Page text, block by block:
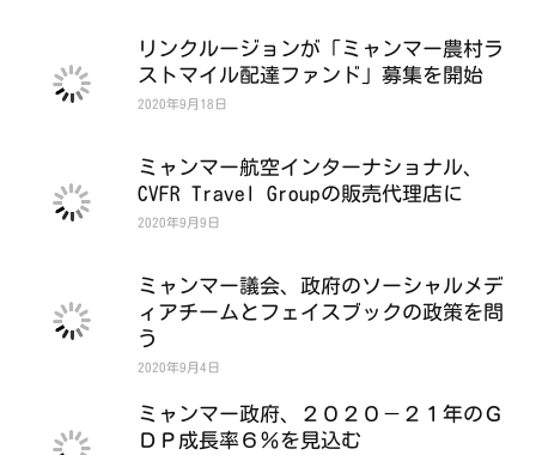
リンクルージョンが「ミャンマー農村ラ
ストマイル配達ファンド」募集を開始
2020年9月18日
ミャンマー航空インターナショナル、
CVFR Travel Groupの販売代理店に
2020年9月9日
ミャンマー議会、政府のソーシャルメデ
ィアチームとフェイスブックの政策を問
う
2020年9月4日
ミャンマー政府、２０２０－２１年のＧ
ＤＰ成長率６％を見込む